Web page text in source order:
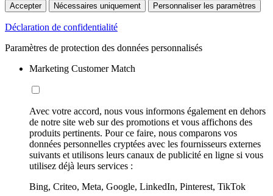
Accepter Nécessaires uniquement Personnaliser les paramètres
Déclaration de confidentialité
Paramètres de protection des données personnalisés
Marketing Customer Match
Avec votre accord, nous vous informons également en dehors
de notre site web sur des promotions et vous affichons des
produits pertinents. Pour ce faire, nous comparons vos
données personnelles cryptées avec les fournisseurs externes
suivants et utilisons leurs canaux de publicité en ligne si vous
utilisez déjà leurs services :
Bing, Criteo, Meta, Google, LinkedIn, Pinterest, TikTok